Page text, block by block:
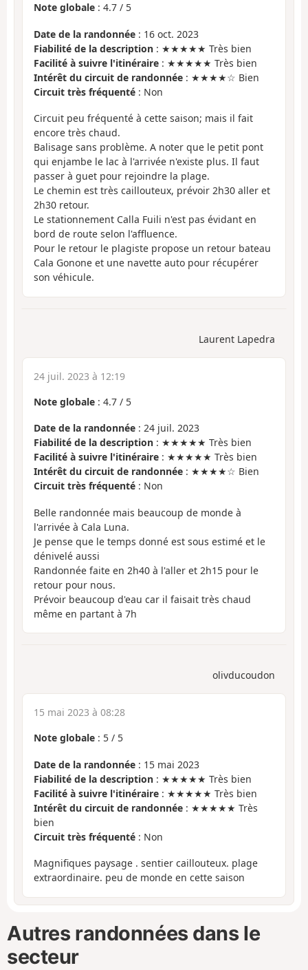
Note globale : 4.7 / 5
Date de la randonnée : 16 oct. 2023
Fiabilité de la description : ★★★★★ Très bien
Facilité à suivre l'itinéraire : ★★★★★ Très bien
Intérêt du circuit de randonnée : ★★★★☆ Bien
Circuit très fréquenté : Non
Circuit peu fréquenté à cette saison; mais il fait
encore très chaud.
Balisage sans problème. A noter que le petit pont
qui enjambe le lac à l'arrivée n'existe plus. Il faut
passer à guet pour rejoindre la plage.
Le chemin est très caillouteux, prévoir 2h30 aller et
2h30 retour.
Le stationnement Calla Fuili n'est pas évidant en
bord de route selon l'affluence.
Pour le retour le plagiste propose un retour bateau
Cala Gonone et une navette auto pour récupérer
son véhicule.
Laurent Lapedra
24 juil. 2023 à 12:19
Note globale : 4.7 / 5
Date de la randonnée : 24 juil. 2023
Fiabilité de la description : ★★★★★ Très bien
Facilité à suivre l'itinéraire : ★★★★★ Très bien
Intérêt du circuit de randonnée : ★★★★☆ Bien
Circuit très fréquenté : Non
Belle randonnée mais beaucoup de monde à
l'arrivée à Cala Luna.
Je pense que le temps donné est sous estimé et le
dénivelé aussi
Randonnée faite en 2h40 à l'aller et 2h15 pour le
retour pour nous.
Prévoir beaucoup d'eau car il faisait très chaud
même en partant à 7h
olivducoudon
15 mai 2023 à 08:28
Note globale : 5 / 5
Date de la randonnée : 15 mai 2023
Fiabilité de la description : ★★★★★ Très bien
Facilité à suivre l'itinéraire : ★★★★★ Très bien
Intérêt du circuit de randonnée : ★★★★★ Très
bien
Circuit très fréquenté : Non
Magnifiques paysage . sentier caillouteux. plage
extraordinaire. peu de monde en cette saison
Autres randonnées dans le
secteur